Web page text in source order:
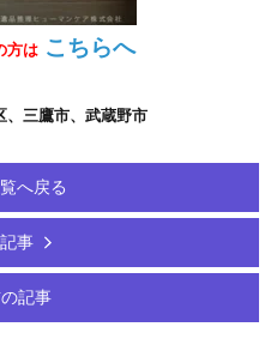
方は こちらへ
、三鷹市、武蔵野市
へ戻る
事
記事